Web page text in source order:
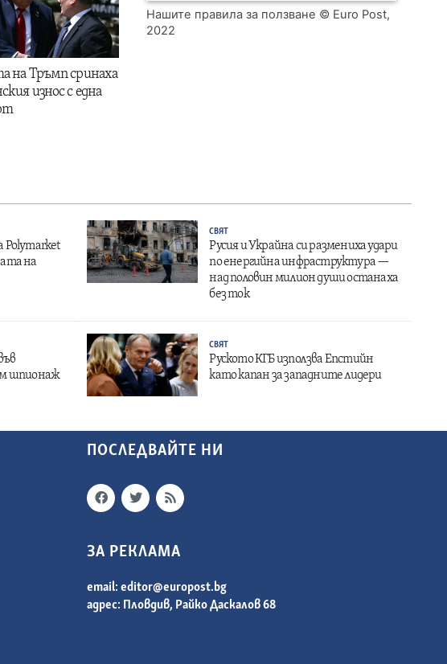
на Тръмп сринаха
износ с една
Нашите правила за ползване © Euro Post,
2022
Polymarket
на
СВЯТ
Русия и Украйна си размениха удари
по енергийна инфраструктура —
над половин милион души останаха
без ток
шпионаж
СВЯТ
Руското КГБ използва Епстийн
като капан за западните лидери
ПОСЛЕДВАЙТЕ НИ
ЗА РЕКЛАМА
email:editor@europost.bg
адрес: Пловдив, Райко Даскалов 68